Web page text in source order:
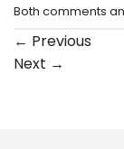
Both comments
← Previous
Next →